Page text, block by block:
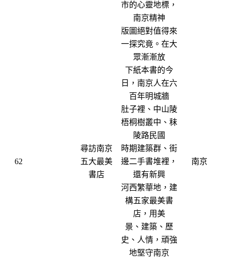
62
尋訪南京
五大最美
書店
市的心靈地標，
南京精神
版圖絕對值得來
一探究竟。在大
眾漸漸放
下紙本書的今
日，南京人在六
百年明城牆
肚子裡、中山陵
梧桐樹叢中、秣
陵路民國
時期建築群、街
邊二手書堆裡，
還有新興
河西繁華地，建
構五家最美書
店，用美
景、建築、歷
史、人情，頑強
地堅守南京
南京